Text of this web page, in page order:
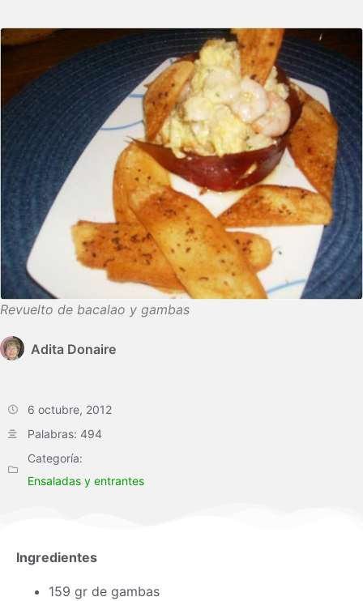
Revuelto de bacalao y gambas
Adita Donaire
6 octubre, 2012
Palabras: 494
Categoría:
Ensaladas y entrantes
Ingredientes
159 gr de gambas